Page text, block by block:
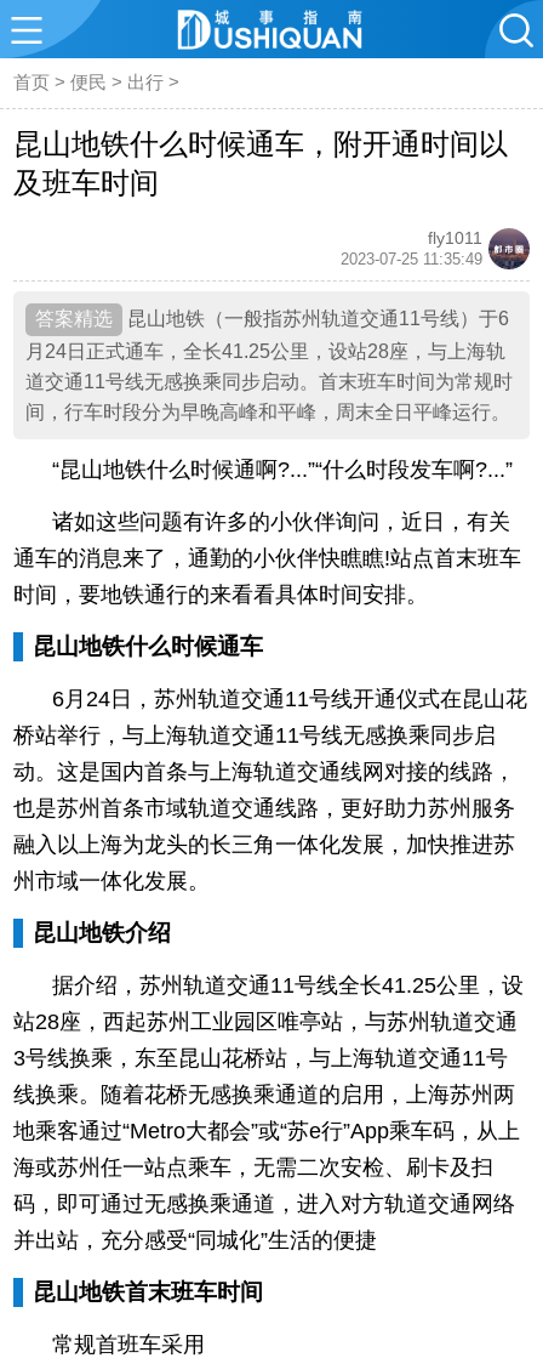
首页 >便民 > 出行 >
昆山地铁什么时候通车，附开通时间以
及班车时间
fly1011
2023-07-25 11:35:49
昆山地铁（一般指苏州轨道交通11号线）于6
月24日正式通车，全长41.25公里，设站28座，与上海轨
道交通11号线无感换乘同步启动。首末班车时间为常规时
间，行车时段分为早晚高峰和平峰，周末全日平峰运行。
“昆山地铁什么时候通啊?...”“什么时段发车啊?...”
诸如这些问题有许多的小伙伴询问，近日，有关
通车的消息来了，通勤的小伙伴快瞧瞧!站点首末班车
时间，要地铁通行的来看看具体时间安排。
昆山地铁什么时候通车
6月24日，苏州轨道交通11号线开通仪式在昆山花
桥站举行，与上海轨道交通11号线无感换乘同步启
动。这是国内首条与上海轨道交通线网对接的线路，
也是苏州首条市域轨道交通线路，更好助力苏州服务
融入以上海为龙头的长三角一体化发展，加快推进苏
州市域一体化发展。
昆山地铁介绍
据介绍，苏州轨道交通11号线全长41.25公里，设
站28座，西起苏州工业园区唯亭站，与苏州轨道交通
3号线换乘，东至昆山花桥站，与上海轨道交通11号
线换乘。随着花桥无感换乘通道的启用，上海苏州两
地乘客通过“Metro大都会”或“苏e行”App乘车码，从上
海或苏州任一站点乘车，无需二次安检、刷卡及扫
码，即可通过无感换乘通道，进入对方轨道交通网络
并出站，充分感受“同城化”生活的便捷
昆山地铁首末班车时间
常规首班车采用